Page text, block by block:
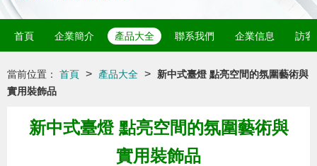
首頁 企業簡介 產品大全 聯系我們 企業信息 訪客
當前位置： 首頁 > 產品大全 >
新中式臺燈 點亮空間的氛圍藝術與
實用裝飾品
新中式臺燈 點亮空間的氛圍藝術與
實用裝飾品